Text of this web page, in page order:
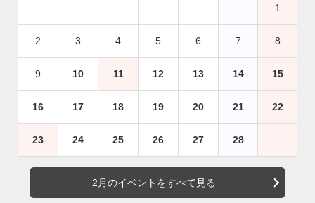
1
2 3 4 5 6 7 8
9 10 11 12 13 14 15
16 17 18 19 20 21 22
23 24 25 26 27 28
2月のイベントをすべて見る